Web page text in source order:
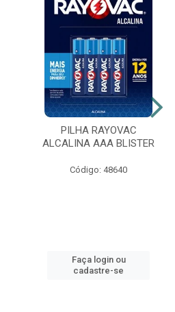
PILHA RAYOVAC
ALCALINA AAA BLISTER
Código: 48640
Faça login ou
cadastre-se